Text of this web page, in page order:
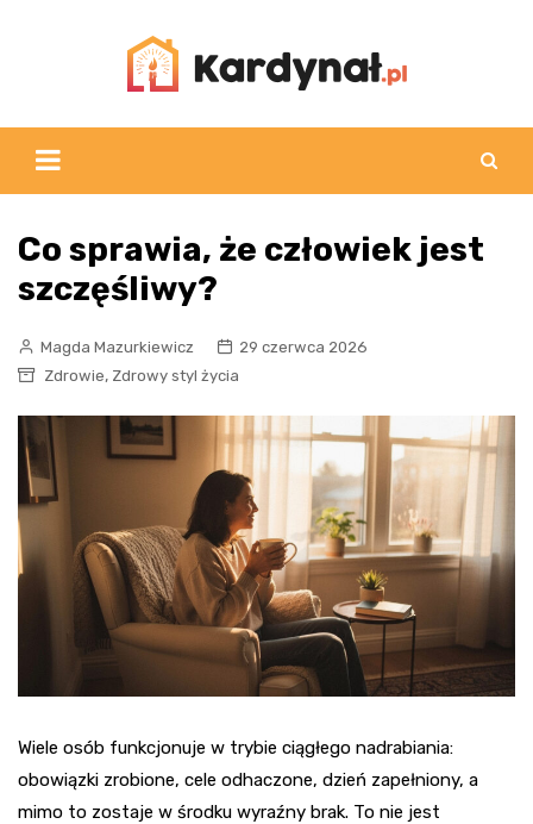
Co sprawia, że człowiek jest
szczęśliwy?
Magda Mazurkiewicz
29 czerwca 2026
Zdrowie, Zdrowy styl życia
Wiele osób funkcjonuje w trybie ciągłego nadrabiania:
obowiązki zrobione, cele odhaczone, dzień zapełniony, a
mimo to zostaje w środku wyraźny brak. To nie jest